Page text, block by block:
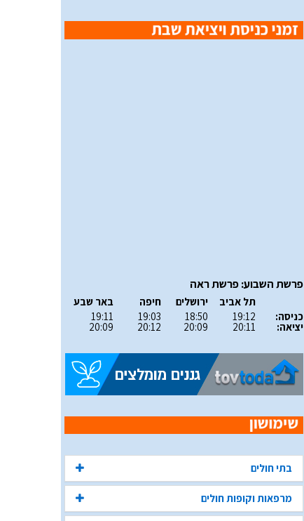
פרשת השבוע: פרשת ראה
כניסה:
יציאה:
תל אביב
19:12
20:11
ירושלים
18:50
20:09
חיפה
19:03
20:12
באר שבע
19:11
20:09
בתי חולים
מרפאות וקופות חולים